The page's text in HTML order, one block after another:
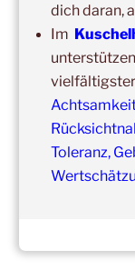
14:00 –20:00 ,
Kuschelhimmel
Wochenend-
2026–
dich daran,
Im
Toleranz,